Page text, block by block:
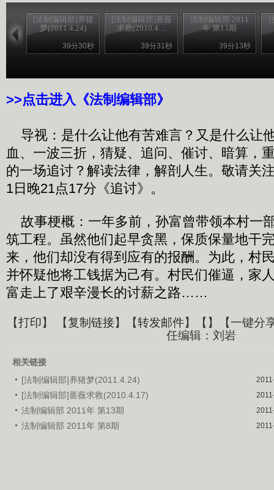
[法制编辑部]养猪
梦(2011.4.24)
39分30秒
[法制编辑部]蔷薇
求救(2010.4....
39分31秒
法制编辑部 2011
年 第13期
39分13秒
>>点击进入《法制编辑部》
导视：是什么让他有苦难言？又是什么让
血、一波三折，猜疑、追问、催讨、暗算，
的一场追讨？解读法律，解剖人生。敬请关
1日晚21点17分《追讨》。
故事梗概：一年多前，孙富曾带领本村一
筑工程。虽然他们起早贪黑，保质保量地干
来，他们却没有得到应有的报酬。为此，村
并怀疑他将工钱据为己有。村民们催逼，家
富走上了艰辛漫长的讨薪之路……
【打印】 【复制链接】【转发邮件】【 】
【一键分
任编辑：刘岩
相关链接
[法制编辑部]养猪梦(2011.4.24)
[法制编辑部]蔷薇求救(2010.4.17)
法制编辑部 2011年 第13期
法制编辑部 2011年 第8期